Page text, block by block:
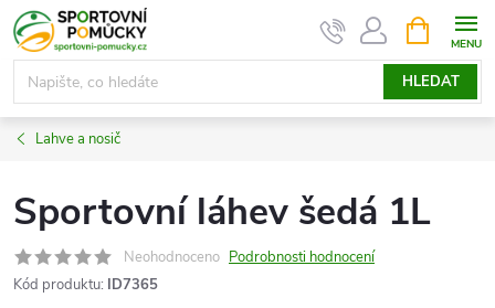
Přejít
na
obsah
HLEDAT
NÁKUPNÍ
KOŠÍK
Lahve a nosič
Sportovní láhev šedá 1L
Neohodnoceno Podrobnosti hodnocení
Kód produktu: ID7365